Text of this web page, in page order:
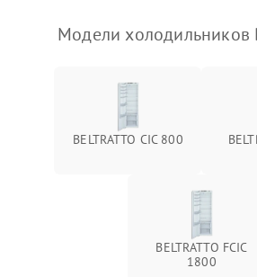
Модели холодильников
BELTRATTO CIC 800
BELTRATTO FCIC
1800